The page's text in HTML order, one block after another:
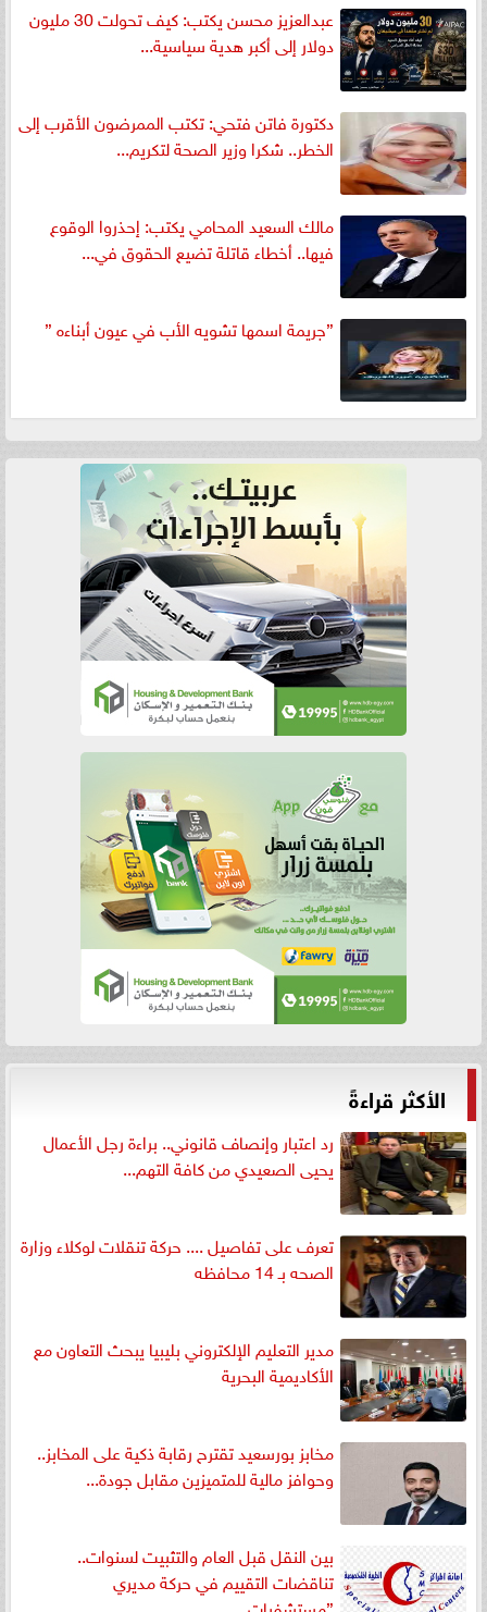
عبدالعزيز محسن يكتب: كيف تحولت 30 مليون
دولار إلى أكبر هدية سياسية...
دكتورة فاتن فتحي: تكتب الممرضون الأقرب إلى
الخطر.. شكرا وزير الصحة لتكريم...
مالك السعيد المحامي يكتب: إحذروا الوقوع
فيها.. أخطاء قاتلة تضيع الحقوق في...
”جريمة اسمها تشويه الأب في عيون أبناءه ”
الأكثر قراءةً
رد اعتبار وإنصاف قانوني.. براءة رجل الأعمال
يحيى الصعيدي من كافة التهم...
تعرف على تفاصيل .... حركة تنقلات لوكلاء وزارة
الصحه بـ 14 محافظه
مدير التعليم الإلكتروني بليبيا يبحث التعاون مع
الأكاديمية البحرية
مخابز بورسعيد تقترح رقابة ذكية على المخابز..
وحوافز مالية للمتميزين مقابل جودة...
بين النقل قبل العام والتثبيت لسنوات..
تناقضات التقييم في حركة مديري